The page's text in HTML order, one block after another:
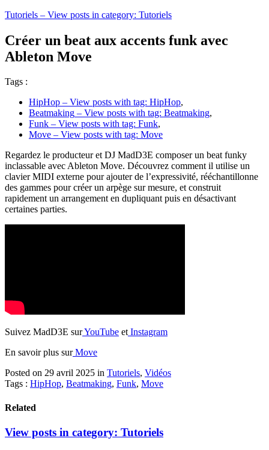
Tutoriels – View posts in category: Tutoriels
Créer un beat aux accents funk avec
Ableton Move
Tags :
HipHop – View posts with tag: HipHop,
Beatmaking – View posts with tag: Beatmaking,
Funk – View posts with tag: Funk,
Move – View posts with tag: Move
Regardez le producteur et DJ MadD3E composer un beat funky
inclassable avec Ableton Move. Découvrez comment il utilise un
clavier MIDI externe pour ajouter de l’expressivité, rééchantillonne
des gammes pour créer un arpège sur mesure, et construit
rapidement un arrangement en dupliquant puis en désactivant
certaines parties.
Suivez MadD3E surYouTube etInstagram
En savoir plus surMove
Posted on 29 avril 2025 in Tutoriels, Vidéos
Tags : HipHop, Beatmaking, Funk, Move
Related
View posts in category: Tutoriels